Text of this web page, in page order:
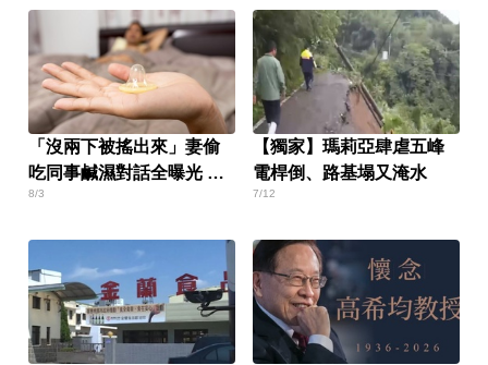
「沒兩下被搖出來」妻偷
吃同事鹹濕對話全曝光 人
夫氣炸提告
8/3
【獨家】瑪莉亞肆虐五峰
電桿倒、路基塌又淹水
7/12